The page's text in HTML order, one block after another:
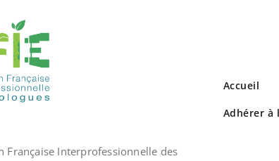
Française Interprofessionnelle des
Accueil
Adhérer à